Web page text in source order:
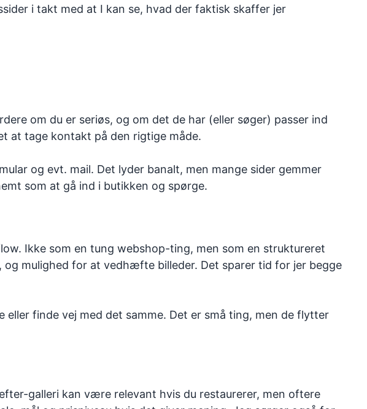
i takt med at I kan se, hvad der faktisk skaffer jer
om du er seriøs, og om det de har (eller søger) passer ind
at tage kontakt på den rigtige måde.
og evt. mail. Det lyder banalt, men mange sider gemmer
som at gå ind i butikken og spørge.
Ikke som en tung webshop-ting, men som en struktureret
mulighed for at vedhæfte billeder. Det sparer tid for jer begge
finde vej med det samme. Det er små ting, men de flytter
galleri kan være relevant hvis du restaurerer, men oftere